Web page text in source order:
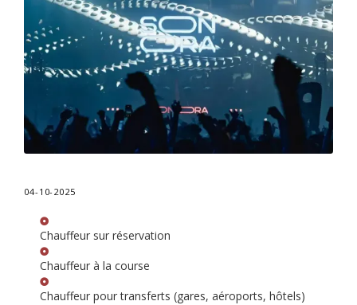
04-10-2025
Chauffeur sur réservation
Chauffeur à la course
Chauffeur pour transferts (gares, aéroports, hôtels)